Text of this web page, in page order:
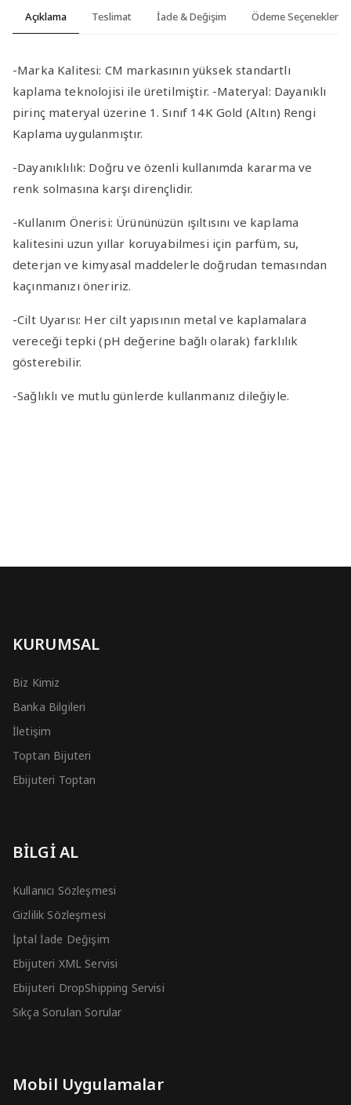
Açıklama Teslimat İade & Değişim Ödeme Seçenekleri
-Marka Kalitesi: CM markasının yüksek standartlı
kaplama teknolojisi ile üretilmiştir. -Materyal: Dayanıklı
pirinç materyal üzerine 1. Sınıf 14K Gold (Altın) Rengi
Kaplama uygulanmıştır.
-Dayanıklılık: Doğru ve özenli kullanımda kararma ve
renk solmasına karşı dirençlidir.
-Kullanım Önerisi: Ürününüzün ışıltısını ve kaplama
kalitesini uzun yıllar koruyabilmesi için parfüm, su,
deterjan ve kimyasal maddelerle doğrudan temasından
kaçınmanızı öneririz.
-Cilt Uyarısı: Her cilt yapısının metal ve kaplamalara
vereceği tepki (pH değerine bağlı olarak) farklılık
gösterebilir.
-Sağlıklı ve mutlu günlerde kullanmanız dileğiyle.
KURUMSAL
Biz Kimiz
Banka Bilgileri
İletişim
Toptan Bijuteri
Ebijuteri Toptan
BİLGİ AL
Kullanıcı Sözleşmesi
Gizlilik Sözleşmesi
İptal İade Değişim
Ebijuteri XML Servisi
Ebijuteri DropShipping Servisi
Sıkça Sorulan Sorular
Mobil Uygulamalar